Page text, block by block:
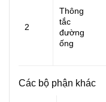
2
Thông
tắc
đường
ống
Các bộ phận khác